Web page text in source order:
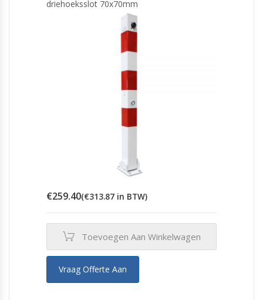
optie
driehoeksslot 70x70mm
€259.40(€313.87 in BTW)
Toevoegen Aan Winkelwagen
Vraag Offerte Aan